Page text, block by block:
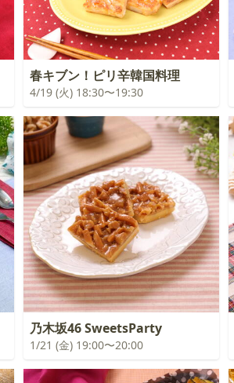
春キブン！ピリ辛韓国料理
4/19 (火) 18:30〜19:30
乃木坂46 SweetsParty
1/21 (金) 19:00〜20:00